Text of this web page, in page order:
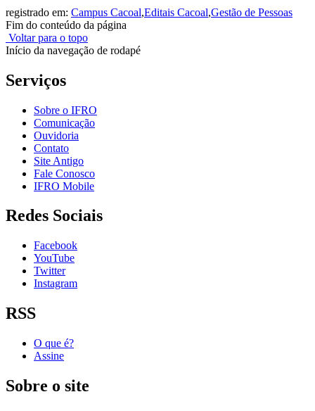
registrado em: Campus Cacoal,Editais Cacoal,Gestão de Pessoas
Fim do conteúdo da página
Voltar para o topo
Início da navegação de rodapé
Serviços
Sobre o IFRO
Comunicação
Ouvidoria
Contato
Site Antigo
Fale Conosco
IFRO Mobile
Redes Sociais
Facebook
YouTube
Twitter
Instagram
RSS
O que é?
Assine
Sobre o site